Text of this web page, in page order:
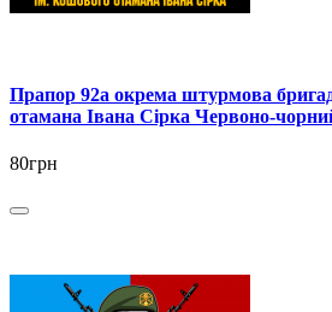
Прапор 92а окрема штурмова
отамана Івана Сірка Червоно-
80грн